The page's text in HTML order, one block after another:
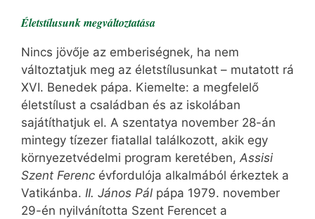
Életstílusunk megváltoztatása
Nincs jövője az emberiségnek, ha nem
változtatjuk meg az életstílusunkat – mutatott rá
XVI. Benedek pápa. Kiemelte: a megfelelő
életstílust a családban és az iskolában
sajátíthatjuk el. A szentatya november 28-án
mintegy tízezer fiatallal találkozott, akik egy
környezetvédelmi program keretében, Assisi
Szent Ferenc évfordulója alkalmából érkeztek a
Vatikánba. II. János Pál pápa 1979. november
29-én nyilvánította Szent Ferencet a